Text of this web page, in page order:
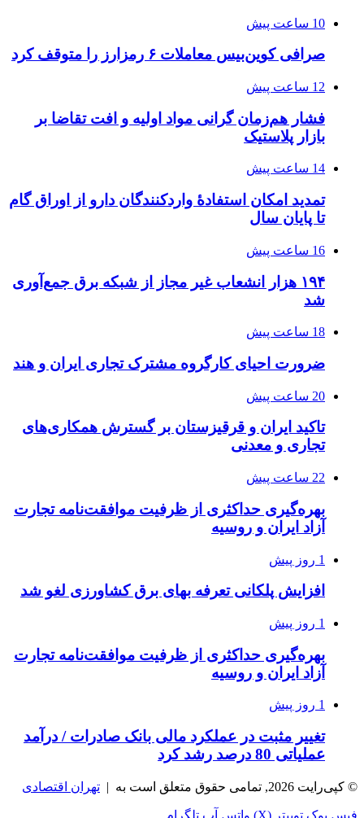
10 ساعت پیش
صرافی کوین‌بیس معاملات ۶ رمزارز را متوقف کرد
12 ساعت پیش
فشار هم‌زمان گرانی مواد اولیه و افت تقاضا بر
بازار پلاستیک
14 ساعت پیش
تمدید امکان استفادۀ واردکنندگان دارو از اوراق گام
تا پایان سال
16 ساعت پیش
۱۹۴ هزار انشعاب غیر مجاز از شبکه برق جمع‌آوری
شد
18 ساعت پیش
ضرورت احیای کارگروه مشترک تجاری ایران و هند
20 ساعت پیش
تاکید ایران و قرقیزستان بر گسترش همکاری‌های
تجاری و معدنی
22 ساعت پیش
بهره‌گیری حداکثری از ظرفیت موافقت‌نامه تجارت
آزاد ایران و روسیه
1 روز پیش
افزایش پلکانی تعرفه بهای برق کشاورزی لغو شد
1 روز پیش
بهره‌گیری حداکثری از ظرفیت موافقت‌نامه تجارت
آزاد ایران و روسیه
1 روز پیش
تغییر مثبت در عملکرد مالی بانک صادرات / درآمد
عملیاتی 80 درصد رشد کرد
© کپی‌رایت 2026, تمامی حقوق متعلق است به | تهران اقتصادی
فیس بوک توییتر (X) واتس آپ تلگرام